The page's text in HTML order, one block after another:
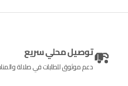
توصيل محلي سريع
دعم موثوق للطلبات في صلالة